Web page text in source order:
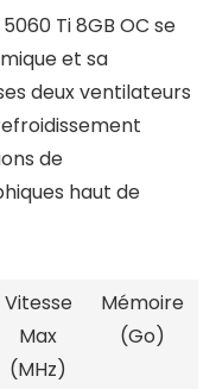
5060 Ti 8GB OC se
et sa
deux ventilateurs
de
haut de
Vitesse
Max
(MHz)
Mémoire
(Go)